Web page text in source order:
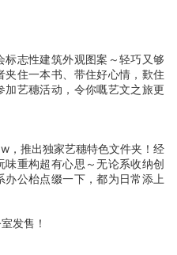
志性建筑外观图案～轻巧又够
住一本书、带住好心情，歎住
艺穗活动，令你嘅艺文之旅更
，推出独家艺穗特色文件夹！经
重构超有心思～无论系收纳创
公枱点缀一下，都为日常添上
发售！